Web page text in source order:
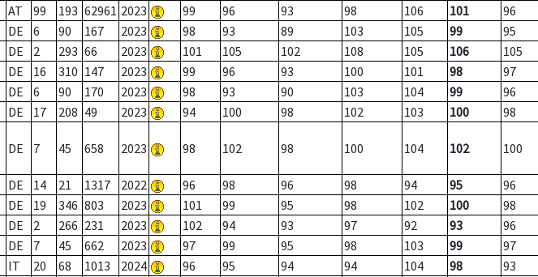
AT 99 193 62961 2023 99 96 93 98 106 101
96
DE 6 90 167 2023 98 93 89 103 105 99
95
DE 2 293 66 2023 101 105 102 108 105 106
105
DE 16 310 147 2023 99 96 93 100 101 98
97
DE 6 90 170 2023 98 93 90 103 104 99
96
DE 17 208 49 2023 94 100 98 102 103 100 98
DE 7 45 658 2023 98 102 98 100 104 102 100
DE 14 21 1317 2022 96 98 96 98 94 95
96
DE 19 346 803 2023 101 99 95 98 102 100
98
DE 2 266 231 2023 102 94 93 97 92 93
96
DE 7 45 662 2023 97 99 95 98 103 99
97
IT 20 68 1013 2024 96 95 94 94 104 98
93